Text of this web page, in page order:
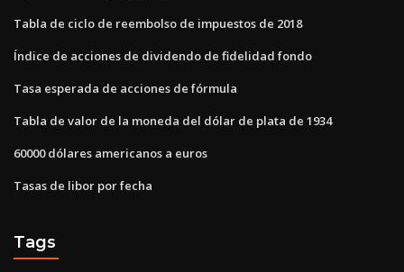
Tabla de ciclo de reembolso de impuestos de 2018
Índice de acciones de dividendo de fidelidad fondo
Tasa esperada de acciones de fórmula
Tabla de valor de la moneda del dólar de plata de 1934
60000 dólares americanos a euros
Tasas de libor por fecha
Tags